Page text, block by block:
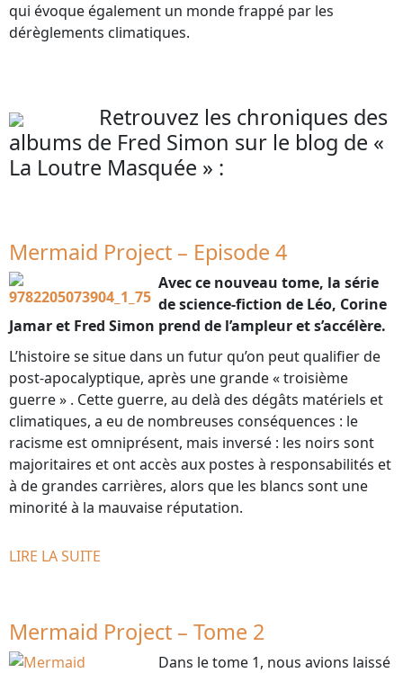
qui évoque également un monde frappé par les
dérèglements climatiques.
Retrouvez les chroniques des
albums de Fred Simon sur le blog de «
La Loutre Masquée » :
Mermaid Project – Episode 4
Avec ce nouveau tome, la série
de science-fiction de Léo, Corine
Jamar et Fred Simon prend de l’ampleur et s’accélère.
L’histoire se situe dans un futur qu’on peut qualifier de
post-apocalyptique, après une grande « troisième
guerre » . Cette guerre, au delà des dégâts matériels et
climatiques, a eu de nombreuses conséquences : le
racisme est omniprésent, mais inversé : les noirs sont
majoritaires et ont accès aux postes à responsabilités et
à de grandes carrières, alors que les blancs sont une
minorité à la mauvaise réputation.
LIRE LA SUITE
Mermaid Project – Tome 2
Dans le tome 1, nous avions laissé